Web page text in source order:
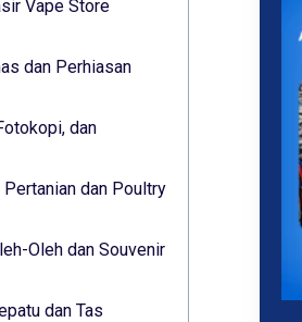
Vape Store
dan Perhiasan
dan
dan Poultry
Oleh dan Souvenir
dan Tas